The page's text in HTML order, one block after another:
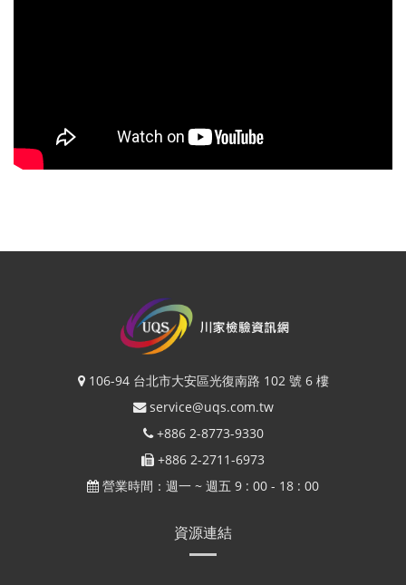
106-94 台北市大安區光復南路 102 號 6 樓
service@uqs.com.tw
+886 2-8773-9330
+886 2-2711-6973
營業時間：週一 ~ 週五 9 : 00 - 18 : 00
資源連結